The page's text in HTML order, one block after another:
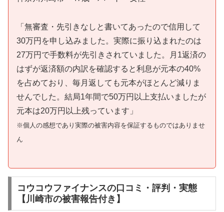
「無審査・先引きなしと書いてあったので信用して
30万円を申し込みました。実際に振り込まれたのは
27万円で手数料が先引きされていました。月1返済の
はずが返済額の内訳を確認すると利息が元本の40%
を占めており、毎月返しても元本がほとんど減りま
せんでした。結局1年間で50万円以上支払いましたが
元本は20万円以上残っています」
※個人の感想であり実際の被害内容を保証するものではありませ
ん
コウコウファイナンスの口コミ・評判・実態
【川崎市の被害報告付き】